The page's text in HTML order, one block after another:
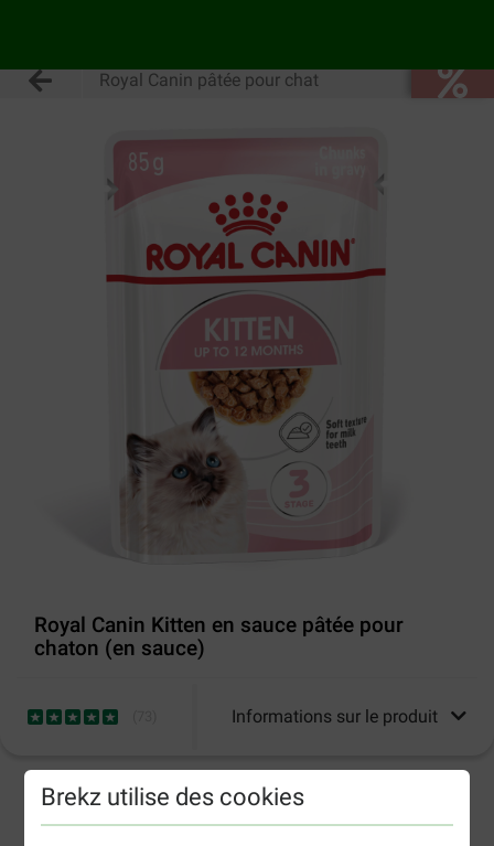
Brekz utilise des cookies
Royal Canin pâtée pour chat
Royal Canin Kitten en sauce pâtée pour
chaton (en sauce)
Informations sur le produit
2-5 jours ouvrables estimés, sauf indication contraire.